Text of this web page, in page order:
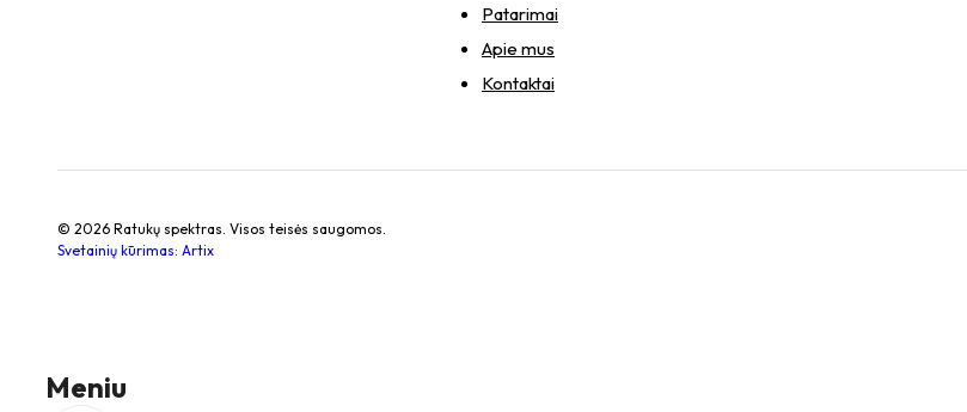
Patarimai
Apie mus
Kontaktai
© 2026 Ratukų spektras. Visos teisės saugomos.
Svetainių kūrimas: Artix
Meniu